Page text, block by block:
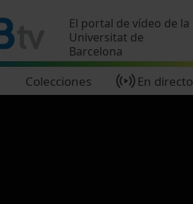
El portal de vídeo de la
Universitat de
Barcelona
Colecciones En directo